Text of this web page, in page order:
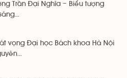
Trần Đại Nghĩa – Biểu tượng
vọng Đại học Bách khoa Hà Nội